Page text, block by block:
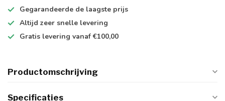
Gegarandeerde de laagste prijs
Altijd zeer snelle levering
Gratis levering vanaf €100,00
Productomschrijving
Specificaties